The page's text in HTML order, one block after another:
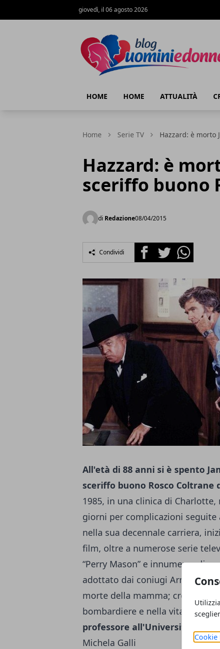
Cookie
giovedì, il 06 agosto 2026
HOME HOME ATTUALITÀ
Home Serie TV Hazzard: è morto
Hazzard: è
sceriffo buono
di Redazione08/04/2015
Condividi FacebookTwitterWhatsapp
All'età di 88 anni si è spento
sceriffo buono Rosco Coltrane
1985, in una clinica di
giorni per complicazioni
nella sua decennale carriera,
film, oltre a numerose serie
“Perry Mason” e innumerevoli
adottato dai coniugi Armen ed
morte della mamma; cresciuto,
bombardiere e nella vita, si
professore all'Università
Michela Galli